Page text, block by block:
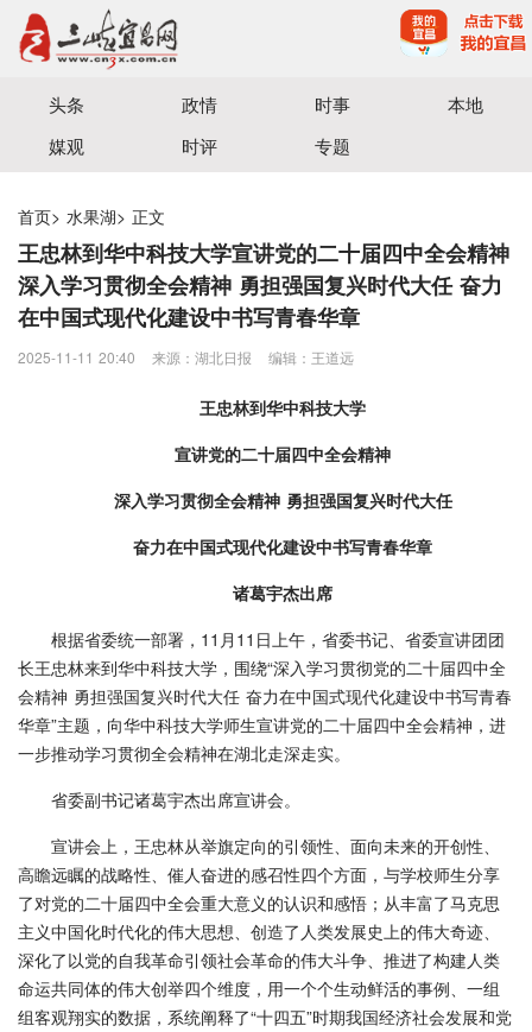
宜昌三峡融媒体中心主办
头条 政情 时事
本地
媒观
时评 专题
首页> 水果湖> 正文
王忠林到华中科技大学宣讲党的二十届四中全会精神
深入学习贯彻全会精神 勇担强国复兴时代大任 奋力
在中国式现代化建设中书写青春华章
2025-11-11 20:40 来源：湖北日报 编辑：王道远
王忠林到华中科技大学
宣讲党的二十届四中全会精神
深入学习贯彻全会精神 勇担强国复兴时代大任
奋力在中国式现代化建设中书写青春华章
诸葛宇杰出席
根据省委统一部署，11月11日上午，省委书记、省委宣讲团团
长王忠林来到华中科技大学，围绕“深入学习贯彻党的二十届四中全
会精神 勇担强国复兴时代大任 奋力在中国式现代化建设中书写青春
华章”主题，向华中科技大学师生宣讲党的二十届四中全会精神，进
一步推动学习贯彻全会精神在湖北走深走实。
省委副书记诸葛宇杰出席宣讲会。
宣讲会上，王忠林从举旗定向的引领性、面向未来的开创性、
高瞻远瞩的战略性、催人奋进的感召性四个方面，与学校师生分享
了对党的二十届四中全会重大意义的认识和感悟；从丰富了马克思
主义中国化时代化的伟大思想、创造了人类发展史上的伟大奇迹、
深化了以党的自我革命引领社会革命的伟大斗争、推进了构建人类
命运共同体的伟大创举四个维度，用一个个生动鲜活的事例、一组
组客观翔实的数据，系统阐释了“十四五”时期我国经济社会发展和党